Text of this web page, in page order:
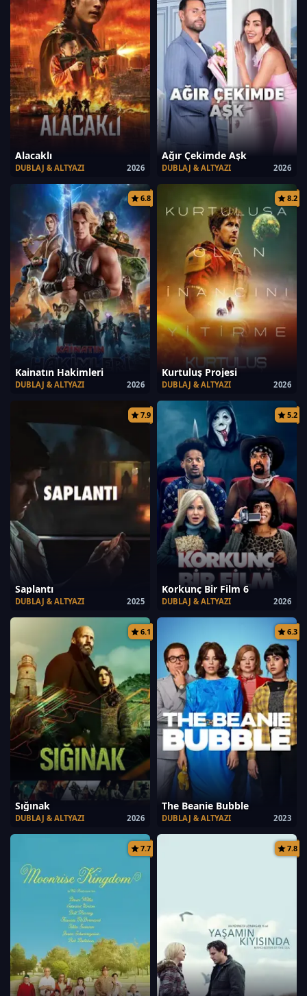
Alacaklı
2026
DUBLAJ & ALTYAZI
Ağır Çekimde Aşk
2026
DUBLAJ & ALTYAZI
6.8
Kainatın Hakimleri
2026
DUBLAJ & ALTYAZI
8.2
Kurtuluş Projesi
2026
DUBLAJ & ALTYAZI
7.9
Saplantı
2025
DUBLAJ & ALTYAZI
5.2
Korkunç Bir Film 6
2026
DUBLAJ & ALTYAZI
6.1
Sığınak
2026
DUBLAJ & ALTYAZI
6.3
The Beanie Bubble
2023
DUBLAJ & ALTYAZI
7.7 7.8